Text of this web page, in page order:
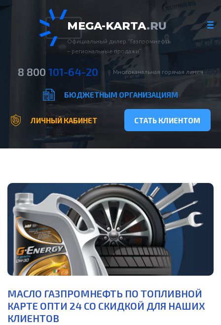
MEGA-KARTA.RU
Официальный дилер “Газпромнефть
– региональные продажи”
8 800 101-64-20 Многоканальная горячая линия
БЮДЖЕТНЫМ ОРГАНИЗАЦИЯМ
ЛИЧНЫЙ КАБИНЕТ СТАТЬ КЛИЕНТОМ
МАСЛО ГАЗПРОМНЕФТЬ ПО ТОПЛИВНОЙ
КАРТЕ ОПТИ 24 СО СКИДКОЙ ДЛЯ НАШИХ
КЛИЕНТОВ